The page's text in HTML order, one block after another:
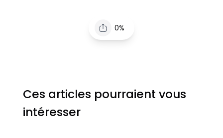
0%
Ces articles pourraient vous
intéresser